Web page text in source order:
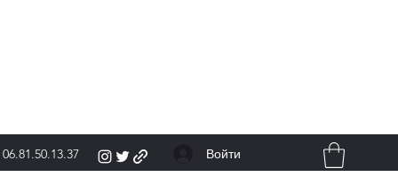
06.81.50.13.37 Войти